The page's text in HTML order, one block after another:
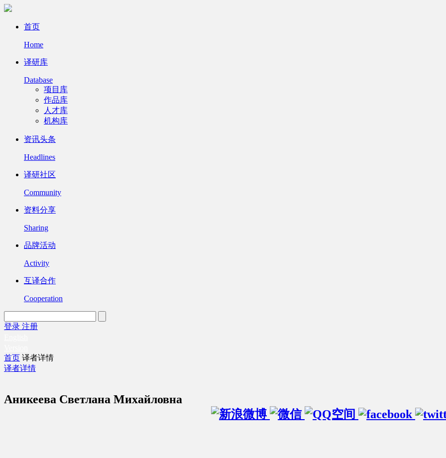
首页
Home
译研库
Database
项目库
作品库
人才库
机构库
资讯头条
Headlines
译研社区
Community
资料分享
Sharing
品牌活动
Activity
互译合作
Cooperation
登录 注册
首页 译者详情
译者详情
Аникеева Светлана Михайловна